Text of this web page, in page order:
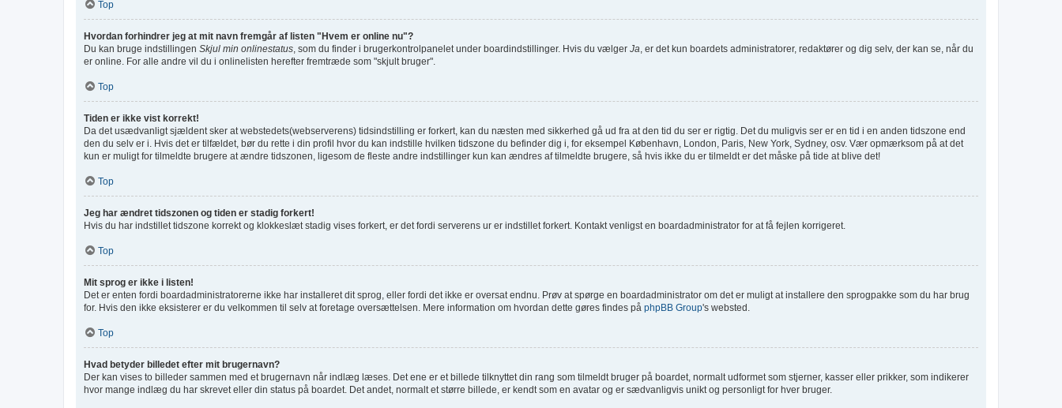
Top
Hvordan forhindrer jeg at mit navn fremgår af listen "Hvem er online nu"?
Du kan bruge indstillingen Skjul min onlinestatus , som du finder i brugerkontrolpanelet under boardindstillinger. Hvis du vælger Ja , er det kun boardets administratorer, redaktører og dig selv, der kan se, når du
er online. For alle andre vil du i onlinelisten herefter fremtræde som "skjult bruger".
Top
Tiden er ikke vist korrekt!
Da det usædvanligt sjældent sker at webstedets(webserverens) tidsindstilling er forkert, kan du næsten med sikkerhed gå ud fra at den tid du ser er rigtig. Det du muligvis ser er en tid i en anden tidszone end
den du selv er i. Hvis det er tilfældet, bør du rette i din profil hvor du kan indstille hvilken tidszone du befinder dig i, for eksempel København, London, Paris, New York, Sydney, osv. Vær opmærksom på at det
kun er muligt for tilmeldte brugere at ændre tidszonen, ligesom de fleste andre indstillinger kun kan ændres af tilmeldte brugere, så hvis ikke du er tilmeldt er det måske på tide at blive det!
Top
Jeg har ændret tidszonen og tiden er stadig forkert!
Hvis du har indstillet tidszone korrekt og klokkeslæt stadig vises forkert, er det fordi serverens ur er indstillet forkert. Kontakt venligst en boardadministrator for at få fejlen korrigeret.
Top
Mit sprog er ikke i listen!
Det er enten fordi boardadministratorerne ikke har installeret dit sprog, eller fordi det ikke er oversat endnu. Prøv at spørge en boardadministrator om det er muligt at installere den sprogpakke som du har brug
for. Hvis den ikke eksisterer er du velkommen til selv at foretage oversættelsen. Mere information om hvordan dette gøres findes på phpBB Group's websted.
Top
Hvad betyder billedet efter mit brugernavn?
Der kan vises to billeder sammen med et brugernavn når indlæg læses. Det ene er et billede tilknyttet din rang som tilmeldt bruger på boardet, normalt udformet som stjerner, kasser eller prikker, som indikerer
hvor mange indlæg du har skrevet eller din status på boardet. Det andet, normalt et større billede, er kendt som en avatar og er sædvanligvis unikt og personligt for hver bruger.